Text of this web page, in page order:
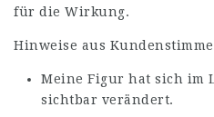
für die Wirkung.
Hinweise aus
Meine Figur hat sich im
sichtbar verändert.